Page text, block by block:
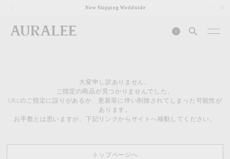
Now Shipping Worldwide
0
大変申し訳ありません。
ご指定の商品が見つかりませんでした。
URLのご指定に誤りがあるか、更新等に伴い削除されてしまった可能性が
あります。
お手数とは思いますが、下記リンクからサイトへ移動してください。
トップページへ